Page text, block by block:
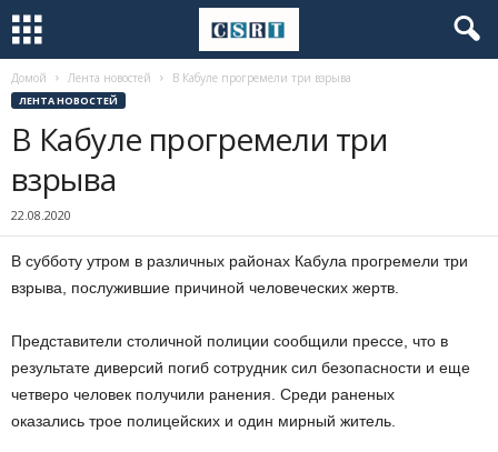
Домой Лента новостей В Кабуле прогремели три взрыва
ЛЕНТА НОВОСТЕЙ
В Кабуле прогремели три
взрыва
22.08.2020
В субботу утром в различных районах Кабула прогремели три
взрыва, послужившие причиной человеческих жертв.
Представители столичной полиции сообщили прессе, что в
результате диверсий погиб сотрудник сил безопасности и еще
четверо человек получили ранения. Среди раненых
оказались трое полицейских и один мирный житель.